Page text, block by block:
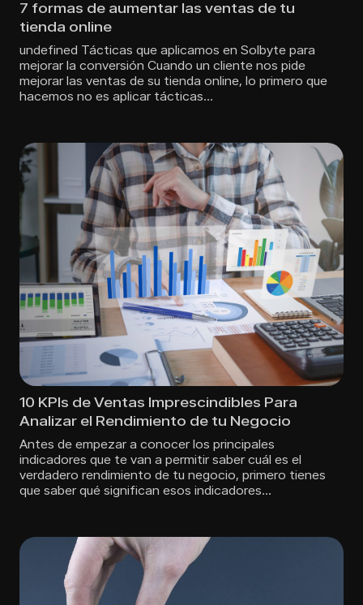
7 formas de aumentar las ventas de tu
tienda online
undefined Tácticas que aplicamos en Solbyte para
mejorar la conversión Cuando un cliente nos pide
mejorar las ventas de su tienda online, lo primero que
hacemos no es aplicar tácticas…
10 KPIs de Ventas Imprescindibles Para
Analizar el Rendimiento de tu Negocio
Antes de empezar a conocer los principales
indicadores que te van a permitir saber cuál es el
verdadero rendimiento de tu negocio, primero tienes
que saber qué significan esos indicadores…